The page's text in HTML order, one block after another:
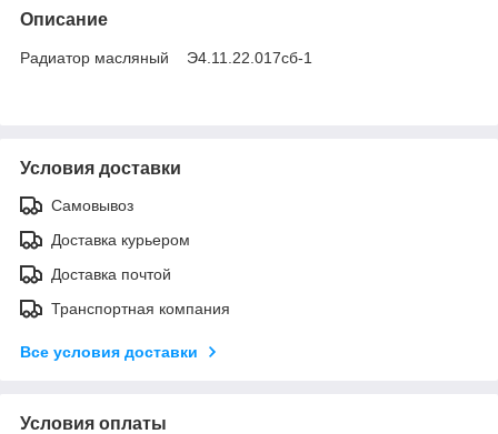
Описание
Радиатор масляный Э4.11.22.017сб-1
Условия доставки
Самовывоз
Доставка курьером
Доставка почтой
Транспортная компания
Все условия доставки
Условия оплаты